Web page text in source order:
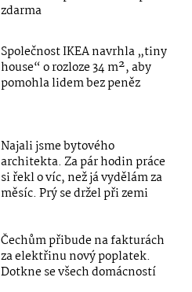
zdarma
Společnost IKEA navrhla „tiny
house“ o rozloze 34 m², aby
pomohla lidem bez peněz
Najali jsme bytového
architekta. Za pár hodin práce
si řekl o víc, než já vydělám za
měsíc. Prý se držel při zemi
Čechům přibude na fakturách
za elektřinu nový poplatek.
Dotkne se všech domácností